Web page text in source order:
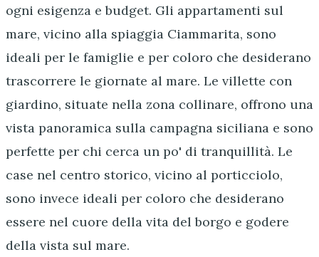
ogni esigenza e budget. Gli appartamenti sul
mare, vicino alla spiaggia Ciammarita, sono
ideali per le famiglie e per coloro che desiderano
trascorrere le giornate al mare. Le villette con
giardino, situate nella zona collinare, offrono una
vista panoramica sulla campagna siciliana e sono
perfette per chi cerca un po' di tranquillità. Le
case nel centro storico, vicino al porticciolo,
sono invece ideali per coloro che desiderano
essere nel cuore della vita del borgo e godere
della vista sul mare.